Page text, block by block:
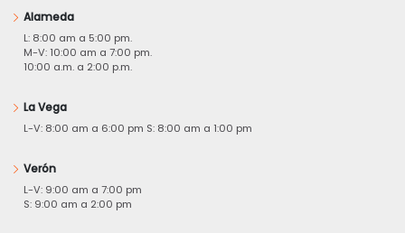
Alameda
L: 8:00 am a 5:00 pm.
M-V: 10:00 am a 7:00 pm.
10:00 a.m. a 2:00 p.m.
La Vega
L-V: 8:00 am a 6:00 pm S: 8:00 am a 1:00 pm
Verón
L-V: 9:00 am a 7:00 pm
S: 9:00 am a 2:00 pm